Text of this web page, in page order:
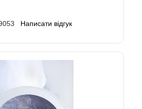
Написати відгук